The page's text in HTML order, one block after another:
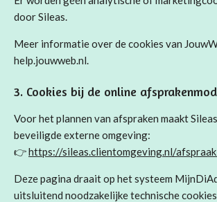
door Sileas.
Meer informatie over de cookies van
help.jouwweb.nl.
3. Cookies bij de online
Voor het plannen van afspraken maakt
beveiligde externe omgeving:
👉https://sileas.clientomgeving.nl/
Deze pagina draait op het systeem
uitsluitend noodzakelijke technische